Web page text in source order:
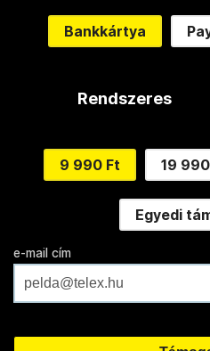
Bankkártya
Rendszeres
9 990 Ft 19
Egyedi
e-mail cím